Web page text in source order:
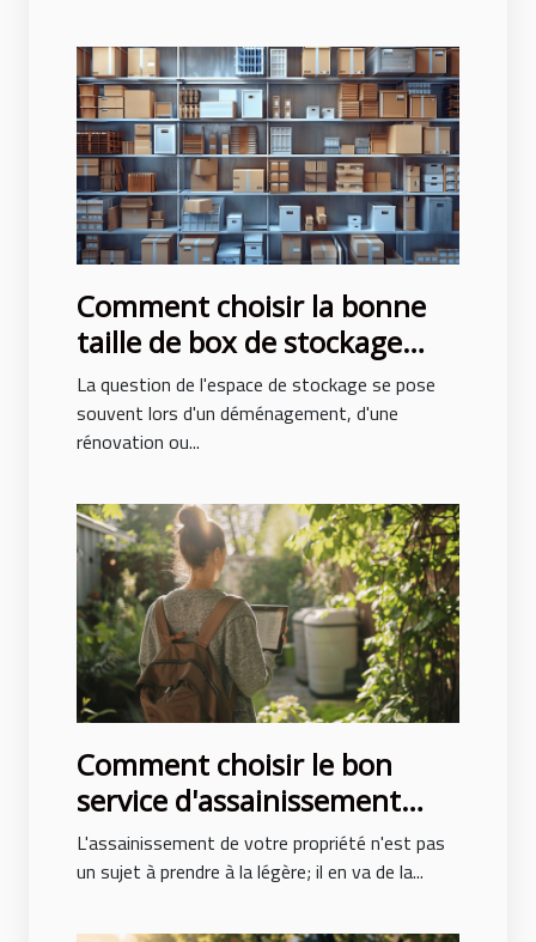
Comment choisir la bonne
taille de box de stockage
pour vos besoins
La question de l'espace de stockage se pose
souvent lors d'un déménagement, d'une
rénovation ou...
Comment choisir le bon
service d'assainissement
pour votre propriété
L'assainissement de votre propriété n'est pas
un sujet à prendre à la légère; il en va de la...